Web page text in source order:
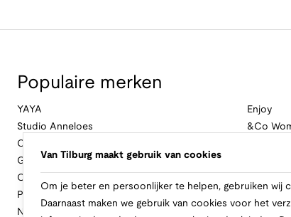
Populaire merken
YAYA
Studio Anneloes
Cambio
Geisha
Cast Iron
Profuomo
No Excess
Enjoy
&Co
Van Tilburg maakt gebruik van cookies
Om je beter en persoonlijker te helpen, gebruiken wij
Daarnaast maken we gebruik van cookies voor het